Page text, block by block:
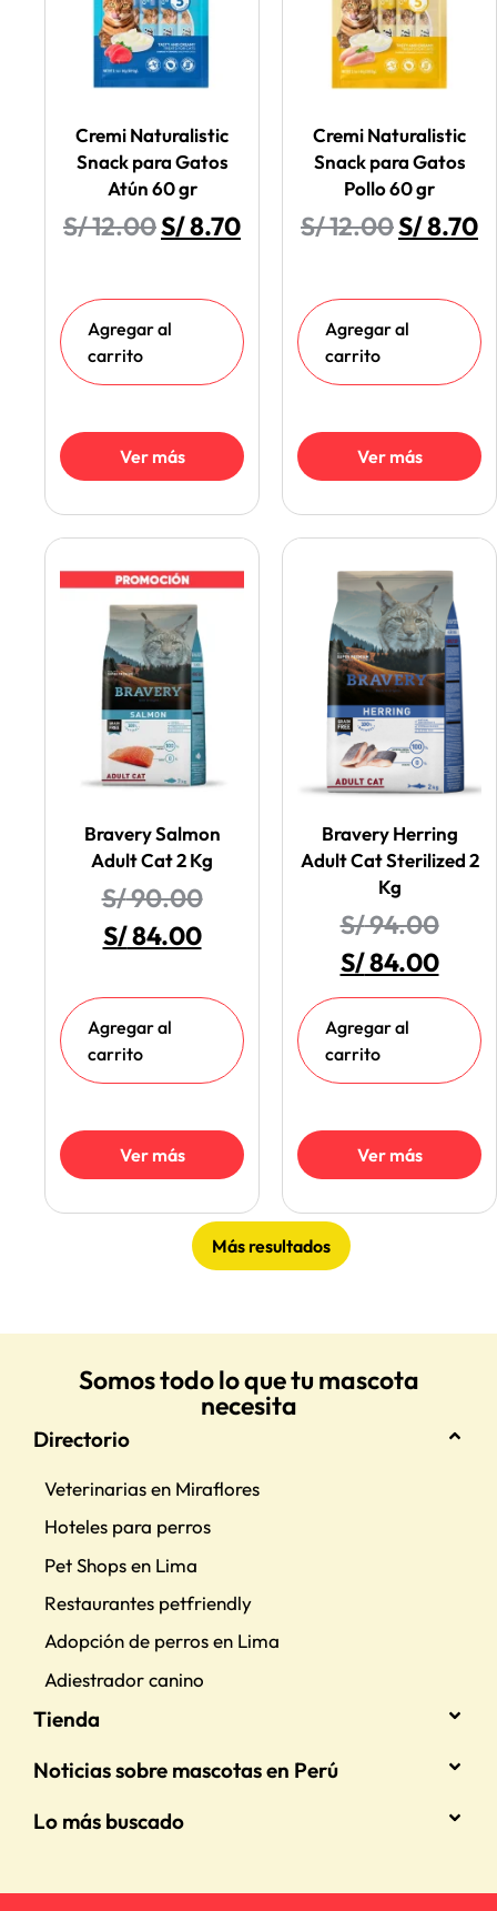
Cremi Naturalistic
Snack para Gatos
Atún 60 gr
S/12.00S/8.70
Agregar al
carrito
Ver más
Cremi Naturalistic
Snack para Gatos
Pollo 60 gr
S/12.00S/8.70
Agregar al
carrito
Ver más
Bravery Salmon
Adult Cat 2 Kg
S/90.00
S/84.00
Agregar al
carrito
Ver más
Bravery Herring
Adult Cat Sterilized 2
Kg
S/94.00
S/84.00
Agregar al
carrito
Ver más
Más resultados
Somos todo lo que tu mascota
necesita
Directorio
Veterinarias en Miraflores
Hoteles para perros
Pet Shops en Lima
Restaurantes petfriendly
Adopción de perros en Lima
Adiestrador canino
Tienda
Noticias sobre mascotas en Perú
Lo más buscado